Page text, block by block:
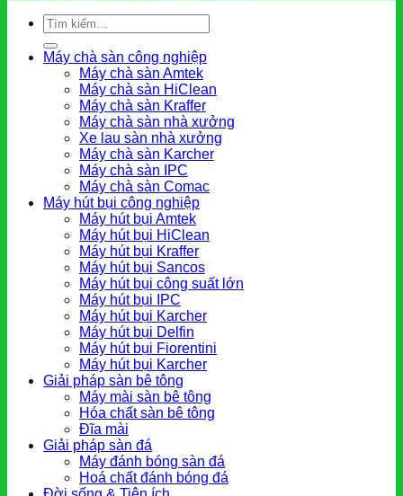
Tìm
kiếm:
Máy chà sàn công nghiệp
Máy chà sàn Amtek
Máy chà sàn HiClean
Máy chà sàn Kraffer
Máy chà sàn nhà xưởng
Xe lau sàn nhà xưởng
Máy chà sàn Karcher
Máy chà sàn IPC
Máy chà sàn Comac
Máy hút bụi công nghiệp
Máy hút bụi Amtek
Máy hút bụi HiClean
Máy hút bụi Kraffer
Máy hút bụi Sancos
Máy hút bụi công suất lớn
Máy hút bụi IPC
Máy hút bụi Karcher
Máy hút bụi Delfin
Máy hút bụi Fiorentini
Máy hút bụi Karcher
Giải pháp sàn bê tông
Máy mài sàn bê tông
Hóa chất sàn bê tông
Đĩa mài
Giải pháp sàn đá
Máy đánh bóng sàn đá
Hoá chất đánh bóng đá